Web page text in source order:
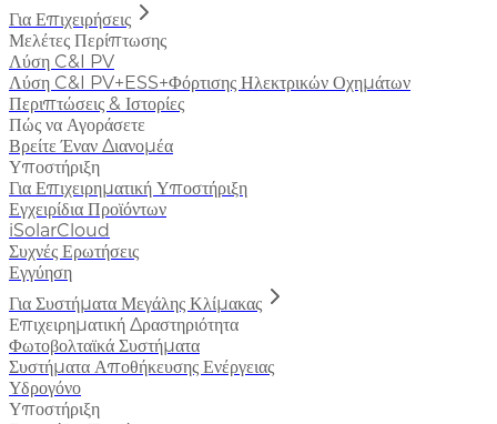
Για Επιχειρήσεις
Μελέτες Περίπτωσης
Λύση C&I PV
Λύση C&I PV+ESS+Φόρτισης Ηλεκτρικών Οχημάτων
Περιπτώσεις & Ιστορίες
Πώς να Αγοράσετε
Βρείτε Έναν Διανομέα
Υποστήριξη
Για Επιχειρηματική Υποστήριξη
Εγχειρίδια Προϊόντων
iSolarCloud
Συχνές Ερωτήσεις
Εγγύηση
Για Συστήματα Μεγάλης Κλίμακας
Επιχειρηματική Δραστηριότητα
Φωτοβολταϊκά Συστήματα
Συστήματα Αποθήκευσης Ενέργειας
Υδρογόνο
Υποστήριξη